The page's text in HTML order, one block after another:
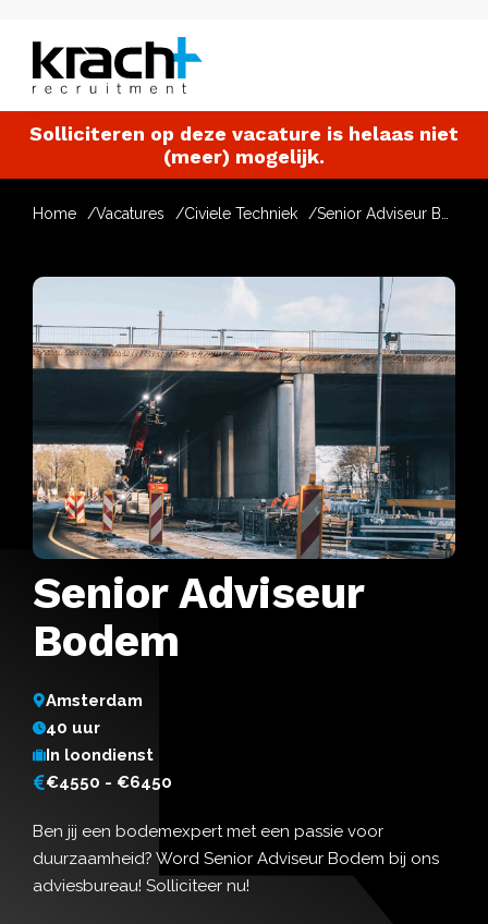
Solliciteren op deze vacature is helaas niet
(meer) mogelijk.
Home Vacatures Civiele Techniek
Senior Adviseur
Bodem
Amsterdam
40 uur
In loondienst
€4550 - €6450
Ben jij een bodemexpert met een passie voor
duurzaamheid? Word Senior Adviseur Bodem bij ons
adviesbureau! Solliciteer nu!